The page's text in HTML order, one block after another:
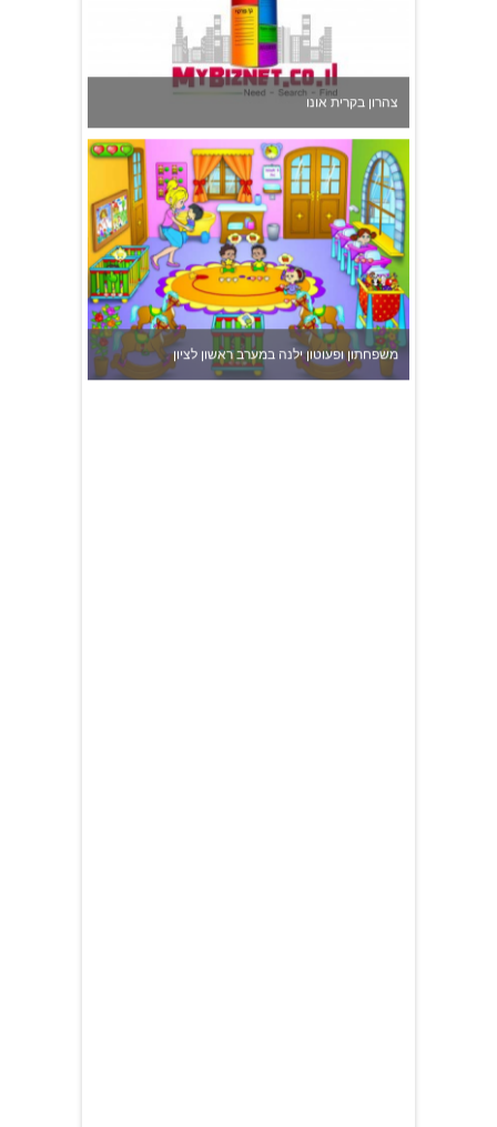
משפחתון ופעוטון ילנה במערב ראשון לציון